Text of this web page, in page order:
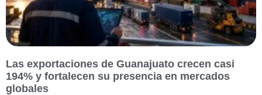
Las exportaciones de Guanajuato crecen casi
194% y fortalecen su presencia en mercados
globales